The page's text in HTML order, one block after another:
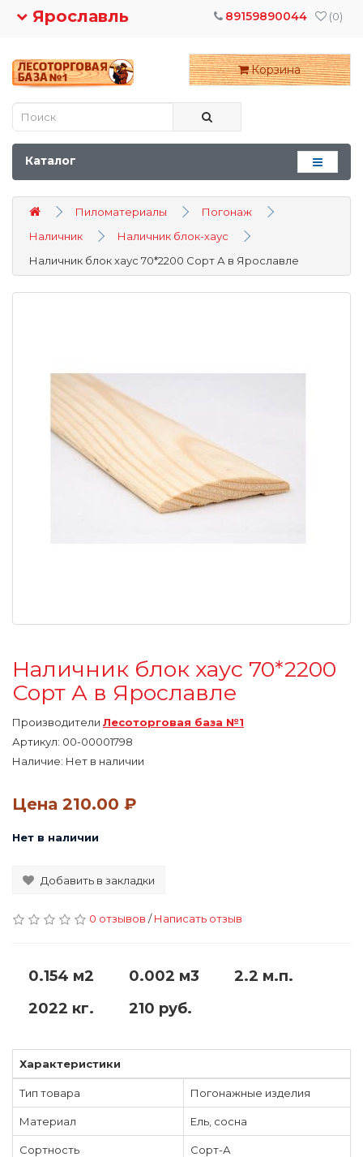
Ярославль (0)
89159890044
Корзина
Каталог
Пиломатериалы
Погонаж
Наличник
Наличник блок-хаус
Наличник блок хаус 70*2200 Сорт А в Ярославле
Наличник блок хаус 70*2200
Сорт А в Ярославле
Производители Лесоторговая база №1
Артикул: 00-00001798
Наличие: Нет в наличии
Цена 210.00 ₽
Нет в наличии
Добавить в закладки
0 отзывов /Написать отзыв
0.154 м2 0.002 м3
2.2 м.п.
2022 кг.
210 руб.
Характеристики
Тип товара Погонажные изделия
Материал Ель, сосна
Сортность Сорт-А